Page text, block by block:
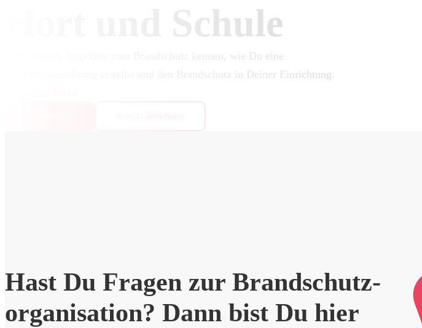
Hort und Schule
Lerne unsere Angebote zum Brandschutz kennen, wie Du eine
Brandschutzordnung erstellst und den Brandschutz in Deiner Einrichtung.
Hast Du Fragen zur Brand­schutz­
organi­sation? Dann bist Du hier